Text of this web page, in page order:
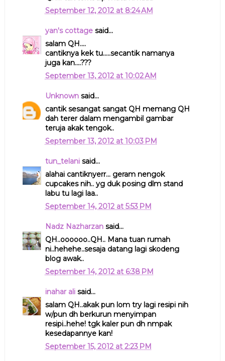
September 12, 2012 at 8:24 AM
yan's cottagesaid...
salam QH....
cantiknya kek tu.....secantik namanya
juga kan....???
September 13, 2012 at 10:02 AM
Unknownsaid...
cantik sesangat sangat QH memang QH
dah terer dalam mengambil gambar
teruja akak tengok..
September 13, 2012 at 10:03 PM
tun_telanisaid...
alahai cantiknyerr... geram nengok
cupcakes nih.. yg duk posing dlm stand
labu tu lagi laa..
September 14, 2012 at 5:53 PM
Nadz Nazharzansaid...
QH..oooooo..QH.. Mana tuan rumah
ni..hehehe..sesaja datang lagi skodeng
blog awak..
September 14, 2012 at 6:38 PM
inahar alisaid...
salam QH..akak pun lom try lagi resipi nih
w/pun dh berkurun menyimpan
resipi..hehe! tgk kaler pun dh nmpak
kesedapannye kan!
September 15, 2012 at 2:23 PM